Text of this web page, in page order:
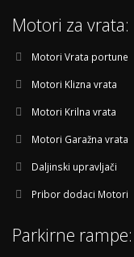
Motori za vrata:
Motori Vrata portune
Motori Klizna vrata
Motori Krilna vrata
Motori Garažna vrata
Daljinski upravljači
Pribor dodaci Motori
Parkirne rampe: